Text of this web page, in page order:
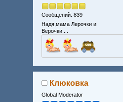
Сообщений: 839
Надя,мама Лерочки и
Верочки....
Клюковка
Global Moderator